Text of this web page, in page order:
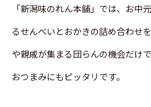
「新潟味のれん本舗」では、お中
るせんべいとおかきの詰め合わせ
や親戚が集まる団らんの機会だけ
おつまみにもピッタリです。